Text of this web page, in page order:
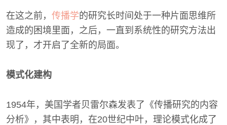
在这之前， 传播学的研究长时间处于一种片面思维所
造成的困境里面，之后，一直到系统性的研究方法出
现了，才开启了全新的局面。
模式化建构
1954年，美国学者贝雷尔森发表了《传播研究的内容
分析》，其中表明，在20世纪中叶，理论模式化成了